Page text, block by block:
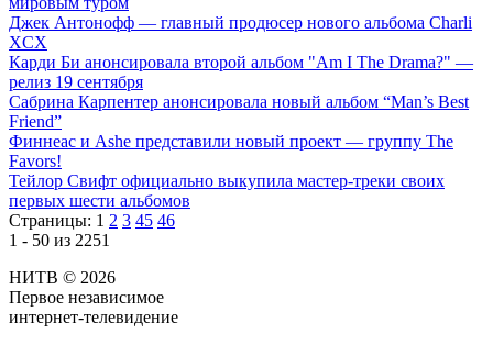
Джек Антонофф — главный продюсер нового альбома Charli
XCX
Карди Би анонсировала второй альбом "Am I The Drama?" —
релиз 19 сентября
Сабрина Карпентер анонсировала новый альбом “Man’s Best
Friend”
Финнеас и Ashe представили новый проект — группу The
Favors!
Тейлор Свифт официально выкупила мастер-треки своих
первых шести альбомов
Страницы: 1 2 3 45 46
1 - 50 из 2251
НИТВ © 2026
Первое независимое
интернет-телевидение